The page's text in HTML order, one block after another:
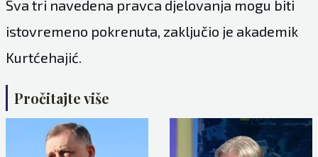
Sva tri navedena pravca djelovanja mogu biti
istovremeno pokrenuta, zaključio je akademik
Kurtćehajić.
Pročitajte više